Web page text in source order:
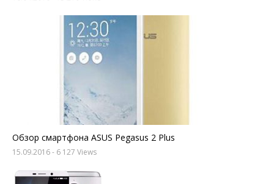
Обзор смартфона ASUS Pegasus 2 Plus
15.09.2016- 6 127 Views